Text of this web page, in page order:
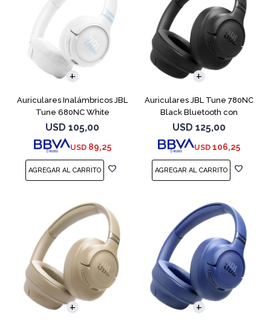
Auriculares Inalámbricos JBL
Tune 680NC White
USD 105,00
USD 89,25
Auriculares JBL Tune 780NC
Black Bluetooth con
Micrófono
USD 125,00
USD 106,25